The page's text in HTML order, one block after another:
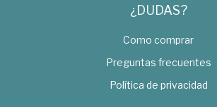
¿DUDAS?
Como comprar
Preguntas frecuentes
Política de privacidad